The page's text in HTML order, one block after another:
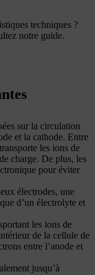
techniques ?
notre guide.
sur la circulation
et la cathode. Entre
les ions de
charge. De plus, les
pour éviter
électrodes, une
d’un électrolyte et
les ions de
de la cellule de
entre l’anode et
jusqu’à